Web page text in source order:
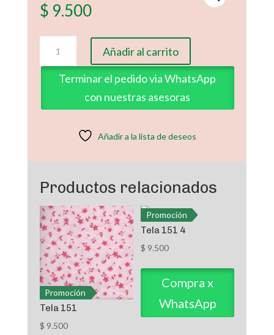
$ 9.500
405-
17
cantidad
Añadir al carrito
Terminar el pedido via WhatsApp
con nuestras asesoras
Añadir a la lista de deseos
Productos relacionados
Promoción
Tela 151
$ 9.500
Promoción
Tela 151 4
$ 9.500
Compra x
WhatsApp